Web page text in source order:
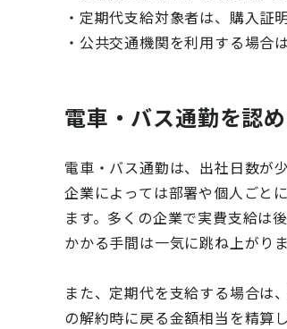
・定期代支給対象者は、購入証
・公共交通機関を利用する場合
電車・バス通勤を認
電車・バス通勤は、出社日数が
企業によっては部署や個人ごと
ます。多くの企業で実費支給は
かかる手間は一気に跳ね上がりま
また、定期代を支給する場合は
の解約時に戻る金額相当を精算